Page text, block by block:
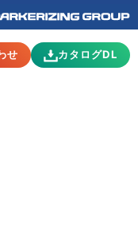
せ カタログDL